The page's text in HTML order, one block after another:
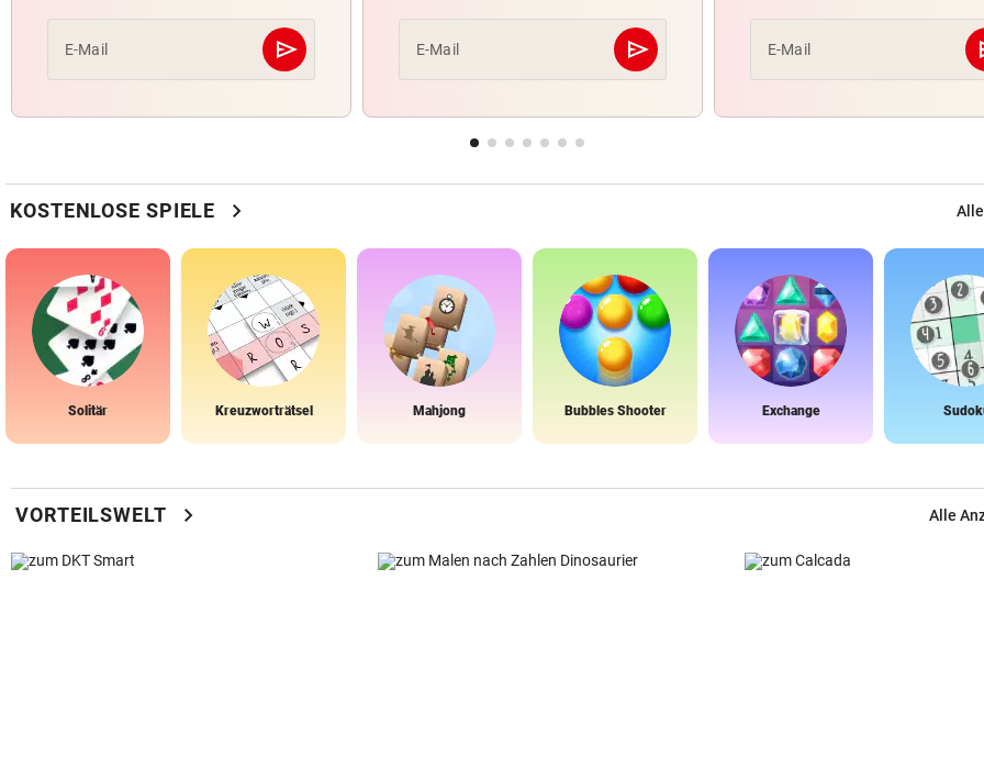
E-Mail send
Abschicken E-Mail send
Abschicken E-Mail
KOSTENLOSE SPIELE chevron_right
Solitär Kreuzworträtsel Mahjong Bubbles Shooter Exchange
VORTEILSWELT chevron_right Alle